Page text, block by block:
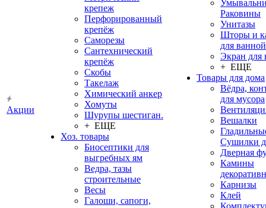
Акции
крепеж
Перфорированный
крепёж
Саморезы
Сантехнический
крепёж
Скобы
Такелаж
Химический анкер
Хомуты
Шурупы шестиган.
+ ЕЩЕ
Хоз. товары
Биосептики для
выгребных ям
Ведра, тазы
строительные
Весы
Галоши, сапоги,
Раковины
Унитазы
Шторы и
для ванной
Экран для
+ ЕЩЕ
Товары для дома
Вёдра,
для мусора
Вешалки
Сушилки
Дверная
Камины
Карнизы
Клей